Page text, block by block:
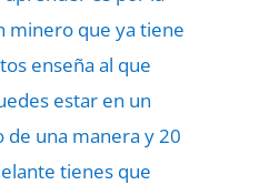
minero que ya tiene
enseña al que
estar en un
de una manera y 20
tienes que